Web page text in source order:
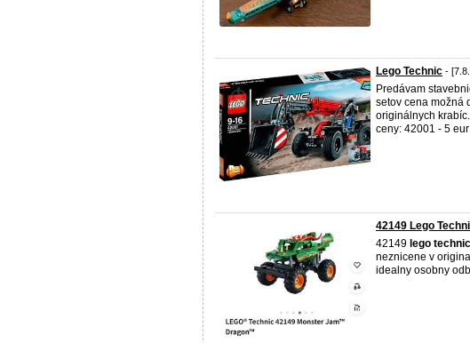
Lego Technic -
Predávam
setov cena možná
originálnych
ceny: 42001 - 5
42149 Lego
42149 lego technic
neznicene v
idealny osobny